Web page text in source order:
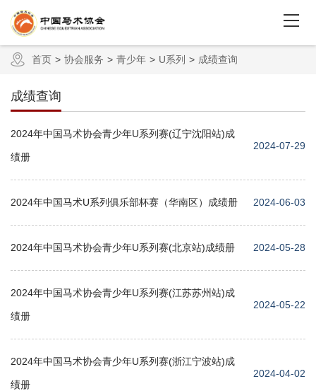
首页 协会服务 青少年 U系列 成绩查询
成绩查询
2024年中国马术协会青少年U系列赛(辽宁沈阳站)成
绩册
2024-07-29
2024年中国马术U系列俱乐部杯赛（华南区）成绩册 2024-06-03
2024年中国马术协会青少年U系列赛(北京站)成绩册 2024-05-28
2024年中国马术协会青少年U系列赛(江苏苏州站)成
绩册
2024-05-22
2024年中国马术协会青少年U系列赛(浙江宁波站)成
绩册
2024-04-02